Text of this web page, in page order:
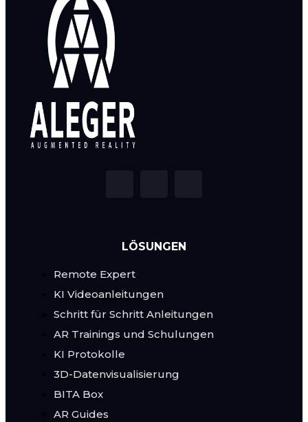
LÖSUNGEN
Remote Expert
KI Videoanleitungen
Schritt für Schritt Anleitungen
AR Trainings und Schulungen
KI Protokolle
3D-Datenvisualisierung
BITA Box
AR Guides